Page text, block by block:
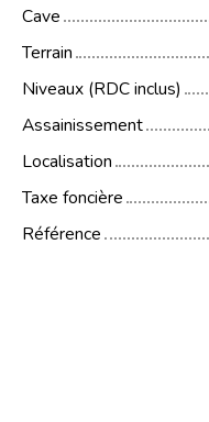
Cave
Terrain
Niveaux (RDC inclus)
Assainissement
Localisation
Taxe foncière
Référence